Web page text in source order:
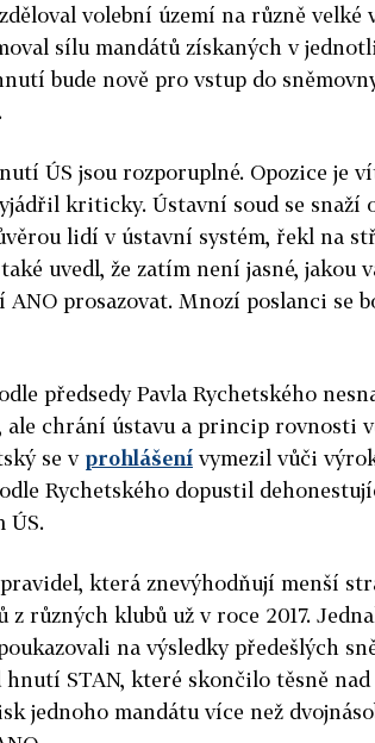
volební území na různě velké
sílu mandátů získaných v
bude nově pro vstup do
ÚS jsou rozporuplné. Opozice je
kriticky. Ústavní soud se
lidí v ústavní systém, řekl na
uvedl, že zatím není jasné, jakou
ANO prosazovat. Mnozí poslanci se
předsedy Pavla Rychetského
chrání ústavu a princip rovnosti
se v prohlášení vymezil vůči
Rychetského dopustil
ÚS.
která znevýhodňují menší
z různých klubů už v roce 2017.
na výsledky předešlých
STAN, které skončilo těsně
jednoho mandátu více než